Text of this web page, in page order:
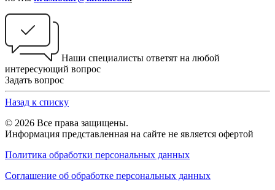
Наши специалисты ответят на любой
интересующий вопрос
Задать вопрос
Назад к списку
© 2026 Все права защищены.
Информация представленная на сайте не является офертой
Политика обработки персональных данных
Соглашение об обработке персональных данных